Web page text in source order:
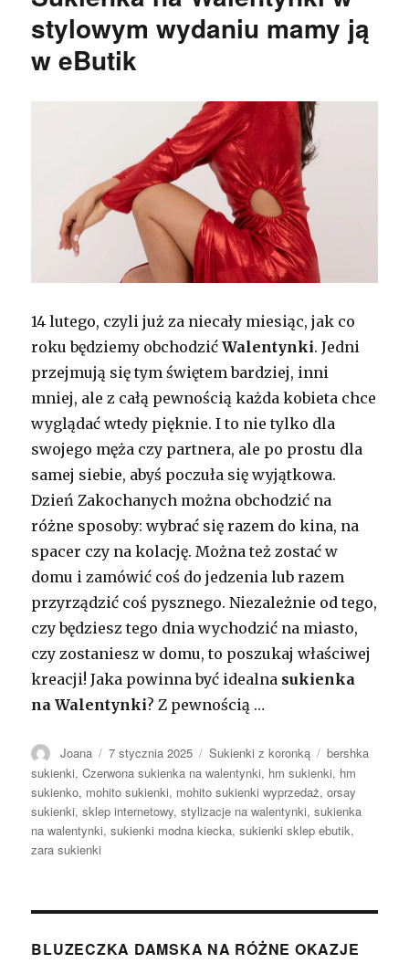
stylowym wydaniu mamy ją
w eButik
14 lutego, czyli już za niecały miesiąc, jak co
roku będziemy obchodzićWalentynki. Jedni
przejmują się tym świętem bardziej, inni
mniej, ale z całą pewnością każda kobieta chce
wyglądać wtedy pięknie. I to nie tylko dla
swojego męża czy partnera, ale po prostu dla
samej siebie, abyś poczuła się wyjątkowa.
Dzień Zakochanych można obchodzić na
różne sposoby: wybrać się razem do kina, na
spacer czy na kolację. Można też zostać w
domu i zamówić coś do jedzenia lub razem
przyrządzić coś pysznego. Niezależnie od tego,
czy będziesz tego dnia wychodzić na miasto,
czy zostaniesz w domu, to poszukaj właściwej
kreacji! Jaka powinna być idealna sukienka
na Walentynki? Z pewnością …
Autor
Joana Opublikowano
7 stycznia 2025 Kategorie
Sukienki z koronką Tagi
bershka
sukienki,Czerwona sukienka na walentynki, hm sukienki, hm
sukienko, mohito sukienki, mohito sukienki wyprzedaż,orsay
sukienki,sklep internetowy,stylizacje na walentynki,sukienka
na walentynki,sukienki modna kiecka,sukienki sklep ebutik,
zara sukienki
BLUZECZKA DAMSKA NA RÓŻNE OKAZJE